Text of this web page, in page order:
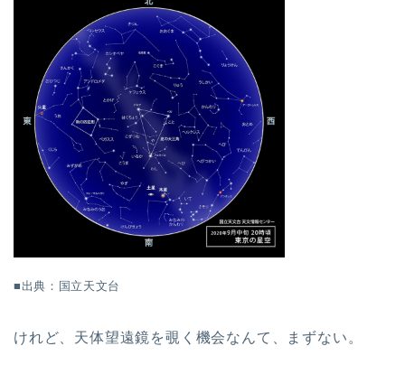
■出典：国立天文台
けれど、天体望遠鏡を覗く機会なんて、まずない。